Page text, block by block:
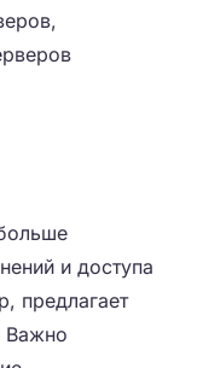
и доступа
предлагает
Важно